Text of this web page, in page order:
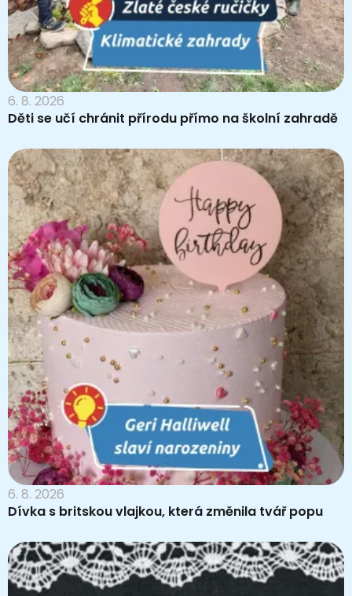
6. 8. 2026
Děti se učí chránit přírodu přímo na školní zahradě
6. 8. 2026
Dívka s britskou vlajkou, která změnila tvář popu